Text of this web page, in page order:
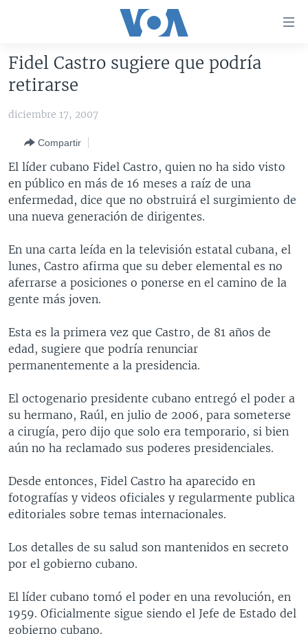
accesibilidad
contenido
Salte
navegador
principal
Salte
AMÉRICA DEL NORTE
HAITÍ
ELECCIONES EEUU
VOTO DIVIDIDO
VOA VERIFICA
VOA VERIFICA UCRANIA/RUSIA
VOA VERIFICA INMIGRACIÓN
VOA VERIFICA AMÉRICA LATINA
AMÉRICA LATINA
ARGENTINA
BOLIVIA
COLOMBIA
CHILE
PERÚ
ECUADOR
BRASIL
CHINA EN AMÉRICA LATINA
CENTROAMÉRICA
COSTA RICA
EL SALVADOR
GUATEMALA
HONDURAS
OTRAS SECCIONES
INMIGRACIÓN
LIBERTAD DE PRENSA
MUNDO
ENTRETENIMIENTO Y CULTURA
TECNOLOGÍA
DEPORTES
CIENCIA Y SALUD
ESPECIALES DE LA VOA
LIBERTAD DE PRENSA
UCRANIA
VIDEOS
FOTOGRAFÍA
AUDIOS
PROGRAMAS TV
EL MUNDO AL DÍA
FORO INTERAMERICANO
VISIÓN 360
LAS CLAVES
RADIO
AVANCE INFORMATIVO
AUDIONOTICIAS
BUENOS DÍAS AMÉRICA
EL MUNDO AL DÍA [RADIO]
FORO [RADIO]
DEPORTIVO INTERNACIONAL
NOTA ECONÓMICA
ENTRETENIMIENTO
DIRECT
DOCUMENTALES DE LA VOA
SÍGANOS
Idiomas
Fidel Castro sugiere que podría
retirarse
diciembre 17, 2007
Compartir
El líder cubano Fidel Castro, quien no ha sido visto
en público en más de 16 meses a raíz de una
enfermedad, dice que no obstruirá el surgimiento de
una nueva generación de dirigentes.
En una carta leída en la televisión estatal cubana, el
lunes, Castro afirma que su deber elemental es no
aferrarse a posiciones o ponerse en el camino de la
gente más joven.
Esta es la primera vez que Castro, de 81 años de
edad, sugiere que podría renunciar
permanentemente a la presidencia.
El octogenario presidente cubano entregó el poder a
su hermano, Raúl, en julio de 2006, para someterse
a cirugía, pero dijo que solo era temporario, si bien
aún no ha reclamado sus poderes presidenciales.
Desde entonces, Fidel Castro ha aparecido en
fotografías y videos oficiales y regularmente publica
editoriales sobre temas internacionales.
Los detalles de su salud son mantenidos en secreto
por el gobierno cubano.
El líder cubano tomó el poder en una revolución, en
1959. Oficialmente sigue siendo el Jefe de Estado del
gobierno cubano.